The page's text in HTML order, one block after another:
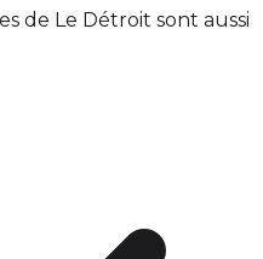
de Le Détroit sont aussi